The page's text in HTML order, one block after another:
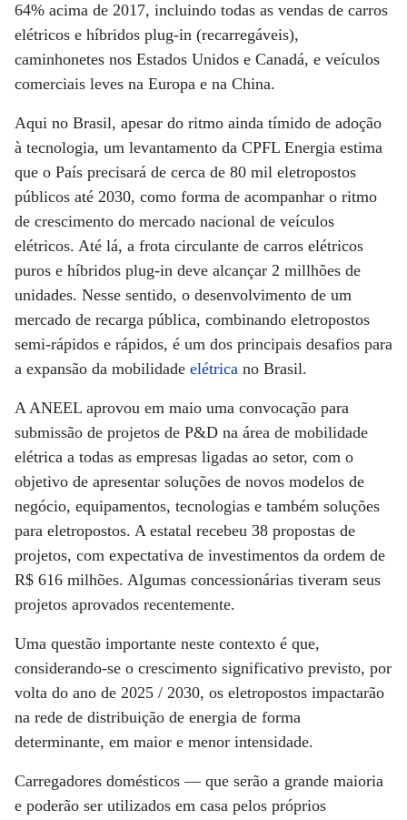
64% acima de 2017, incluindo todas as vendas de carros
elétricos e híbridos plug-in (recarregáveis),
caminhonetes nos Estados Unidos e Canadá, e veículos
comerciais leves na Europa e na China.
Aqui no Brasil, apesar do ritmo ainda tímido de adoção
à tecnologia, um levantamento da CPFL Energia estima
que o País precisará de cerca de 80 mil eletropostos
públicos até 2030, como forma de acompanhar o ritmo
de crescimento do mercado nacional de veículos
elétricos. Até lá, a frota circulante de carros elétricos
puros e híbridos plug-in deve alcançar 2 millhões de
unidades. Nesse sentido, o desenvolvimento de um
mercado de recarga pública, combinando eletropostos
semi-rápidos e rápidos, é um dos principais desafios para
a expansão da mobilidade elétrica no Brasil.
A ANEEL aprovou em maio uma convocação para
submissão de projetos de P&D na área de mobilidade
elétrica a todas as empresas ligadas ao setor, com o
objetivo de apresentar soluções de novos modelos de
negócio, equipamentos, tecnologias e também soluções
para eletropostos. A estatal recebeu 38 propostas de
projetos, com expectativa de investimentos da ordem de
R$ 616 milhões. Algumas concessionárias tiveram seus
projetos aprovados recentemente.
Uma questão importante neste contexto é que,
considerando-se o crescimento significativo previsto, por
volta do ano de 2025 / 2030, os eletropostos impactarão
na rede de distribuição de energia de forma
determinante, em maior e menor intensidade.
Carregadores domésticos — que serão a grande maioria
e poderão ser utilizados em casa pelos próprios